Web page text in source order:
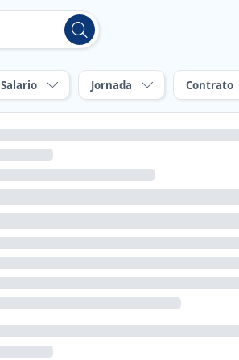
Salario Jornada Contrato